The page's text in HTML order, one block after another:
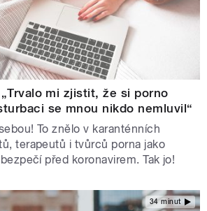
mi zjistit, že si porno
se mnou nikdo nemluvil“
To znělo v karanténních
terapeutů i tvůrců porna jako
před koronavirem. Tak jo!
34 minut